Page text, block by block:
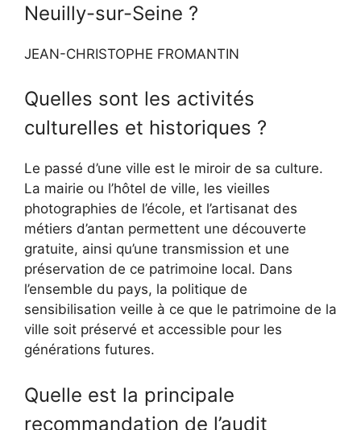
Neuilly-sur-Seine ?
JEAN-CHRISTOPHE FROMANTIN
Quelles sont les activités
culturelles et historiques ?
Le passé d’une ville est le miroir de sa culture.
La mairie ou l’hôtel de ville, les vieilles
photographies de l’école, et l’artisanat des
métiers d’antan permettent une découverte
gratuite, ainsi qu’une transmission et une
préservation de ce patrimoine local. Dans
l’ensemble du pays, la politique de
sensibilisation veille à ce que le patrimoine de la
ville soit préservé et accessible pour les
générations futures.
Quelle est la principale
recommandation de l’audit